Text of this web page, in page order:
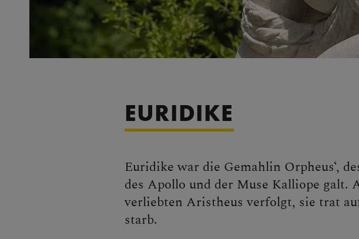
EURIDIKE
Euridike war die Gemahlin Orpheus‘,
des Apollo und der Muse Kalliope galt.
verliebten Aristheus verfolgt, sie trat
starb.